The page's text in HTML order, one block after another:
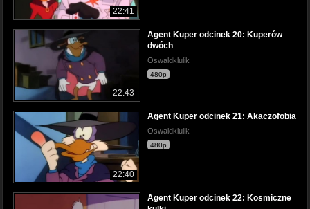
22:41
22:43
Agent Kuper odcinek 20: Kuperów
dwóch
Oswaldklulik
480p
22:40
Agent Kuper odcinek 21: Akaczofobia
Oswaldklulik
480p
Agent Kuper odcinek 22: Kosmiczne